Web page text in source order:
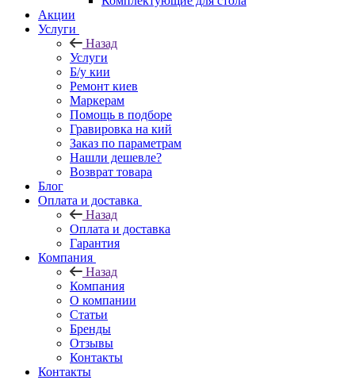
Акции
Услуги
Назад
Услуги
Б/у кии
Ремонт киев
Маркерам
Помощь в подборе
Гравировка на кий
Заказ по параметрам
Нашли дешевле?
Возврат товара
Блог
Оплата и доставка
Назад
Оплата и доставка
Гарантия
Компания
Назад
Компания
О компании
Статьи
Бренды
Отзывы
Контакты
Контакты